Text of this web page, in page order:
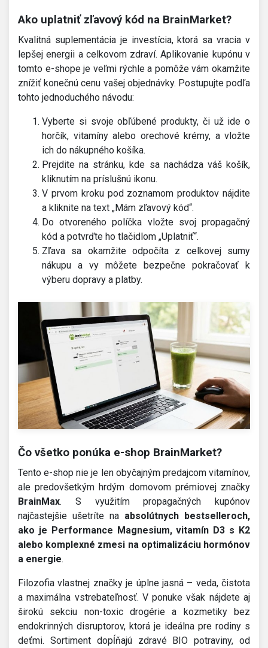
Ako uplatniť zľavový kód na BrainMarket?
Kvalitná suplementácia je investícia, ktorá sa vracia v
lepšej energii a celkovom zdraví. Aplikovanie kupónu v
tomto e-shope je veľmi rýchle a pomôže vám okamžite
znížiť konečnú cenu vašej objednávky. Postupujte podľa
tohto jednoduchého návodu:
Vyberte si svoje obľúbené produkty, či už ide o
horčík, vitamíny alebo orechové krémy, a vložte
ich do nákupného košíka.
Prejdite na stránku, kde sa nachádza váš košík,
kliknutím na príslušnú ikonu.
V prvom kroku pod zoznamom produktov nájdite
a kliknite na text „Mám zľavový kód“.
Do otvoreného políčka vložte svoj propagačný
kód a potvrďte ho tlačidlom „Uplatniť“.
Zľava sa okamžite odpočíta z celkovej sumy
nákupu a vy môžete bezpečne pokračovať k
výberu dopravy a platby.
Čo všetko ponúka e-shop BrainMarket?
Tento e-shop nie je len obyčajným predajcom vitamínov,
ale predovšetkým hrdým domovom prémiovej značky
BrainMax. S využitím propagačných kupónov
najčastejšie ušetríte na absolútnych bestselleroch,
ako je Performance Magnesium, vitamín D3 s K2
alebo komplexné zmesi na optimalizáciu hormónov
a energie.
Filozofia vlastnej značky je úplne jasná – veda, čistota
a maximálna vstrebateľnosť. V ponuke však nájdete aj
širokú sekciu non-toxic drogérie a kozmetiky bez
endokrinných disruptorov, ktorá je ideálna pre rodiny s
deťmi. Sortiment dopĺňajú zdravé BIO potraviny, od